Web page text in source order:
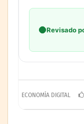
Revisado
ECONOMÍA DIGITAL